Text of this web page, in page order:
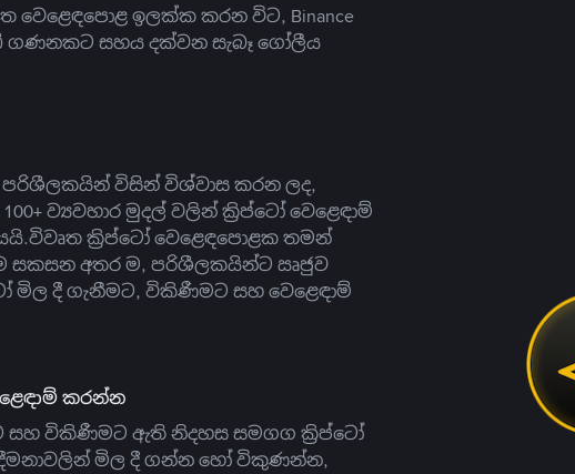
වෙළෙඳපොළ ඉලක්ක කරන විට, Binance
ගණනකට සහය දක්වන සැබෑ ගෝලීය
පරිශීලකයින් විසින් විශ්වාස කරන ලද,
100+ ව්‍යවහාර මුදල් වලින් ක්‍රිප්ටෝ වෙළෙඳාම්
ක්‍රිප්ටෝ වෙළෙඳපොළක තමන්
සකසන අතර ම, පරිශීලකයින්ට ඍජුව
දී ගැනීමට, විකිණීමට සහ වෙළෙඳාම්
කරන්න
සහ විකිණීමට ඇති නිදහස සමගග ක්‍රිප්ටෝ
මිල දී ගන්න හෝ විකුණන්න,